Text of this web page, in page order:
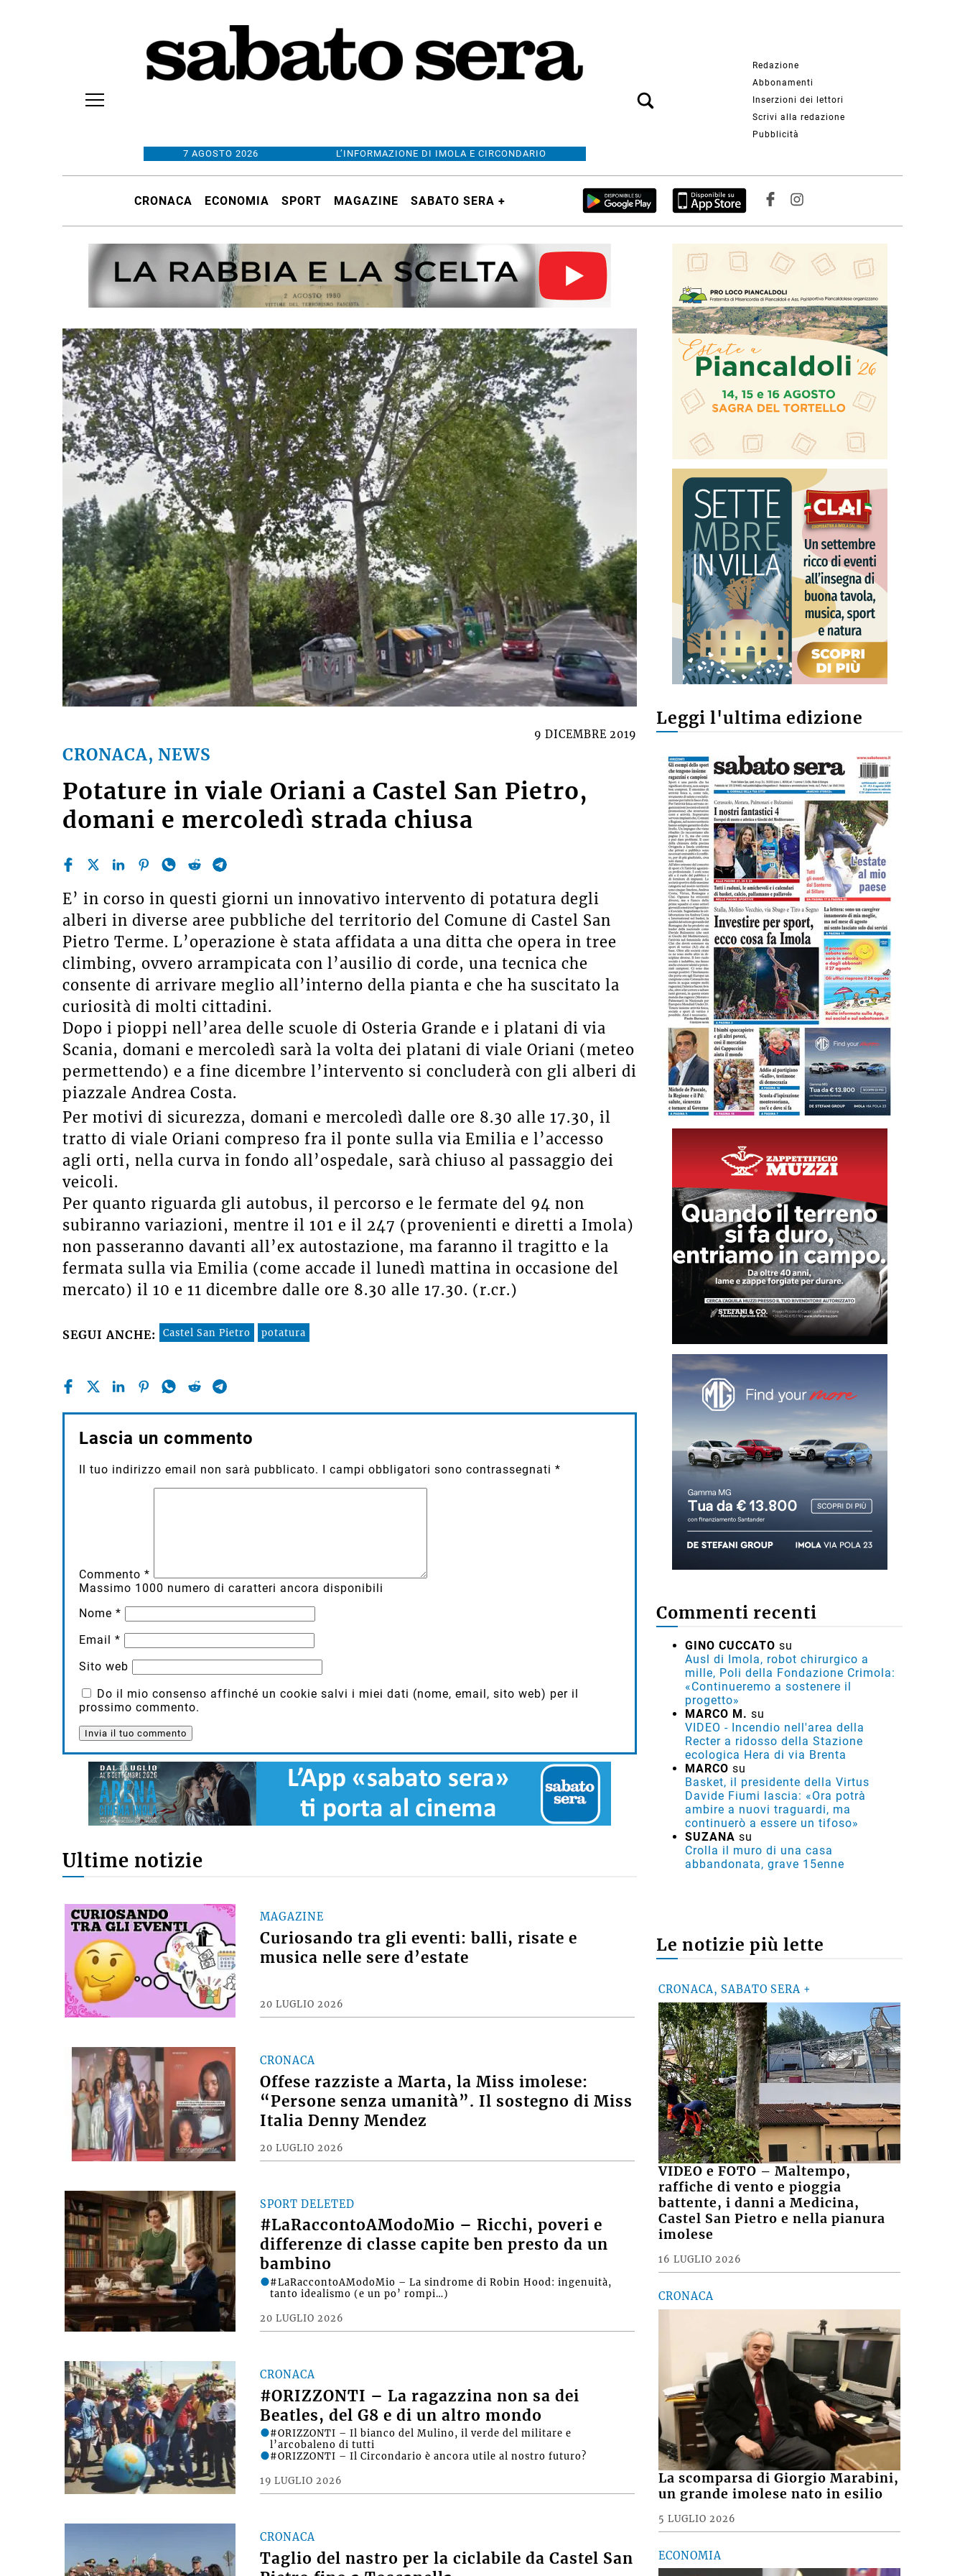
7 AGOSTO 2026 L’INFORMAZIONE DI IMOLA E CIRCONDARIO
Redazione
Abbonamenti
Inserzioni dei lettori
Scrivi alla redazione
Pubblicità
CRONACA ECONOMIA SPORT MAGAZINE SABATO SERA +
CRONACA, NEWS
9 DICEMBRE 2019
Potature in viale Oriani a Castel San Pietro,
domani e mercoledì strada chiusa
E’ in corso in questi giorni un innovativo intervento di potatura degli
alberi in diverse aree pubbliche del territorio del Comune di Castel San
Pietro Terme. L’operazione è stata affidata a una ditta che opera in tree
climbing, ovvero arrampicata con l’ausilio di corde, una tecnica che
consente di arrivare meglio all’interno della pianta e che ha suscitato la
curiosità di molti cittadini.
Dopo i pioppi nell’area delle scuole di Osteria Grande e i platani di via
Scania, domani e mercoledì sarà la volta dei platani di viale Oriani (meteo
permettendo) e a fine dicembre l’intervento si concluderà con gli alberi di
piazzale Andrea Costa.
Per motivi di sicurezza, domani e mercoledì dalle ore 8.30 alle 17.30, il
tratto di viale Oriani compreso fra il ponte sulla via Emilia e l’accesso
agli orti, nella curva in fondo all’ospedale, sarà chiuso al passaggio dei
veicoli.
Per quanto riguarda gli autobus, il percorso e le fermate del 94 non
subiranno variazioni, mentre il 101 e il 247 (provenienti e diretti a Imola)
non passeranno davanti all’ex autostazione, ma faranno il tragitto e la
fermata sulla via Emilia (come accade il lunedì mattina in occasione del
mercato) il 10 e 11 dicembre dalle ore 8.30 alle 17.30. (r.cr.)
SEGUI ANCHE: Castel San Pietro potatura
Lascia un commento
Il tuo indirizzo email non sarà pubblicato. I campi obbligatori sono contrassegnati *
Commento *
Massimo 1000 numero di caratteri ancora disponibili
Nome *
Email *
Sito web
Do il mio consenso affinché un cookie salvi i miei dati (nome, email, sito web) per il
prossimo commento.
Ultime notizie
MAGAZINE
Curiosando tra gli eventi: balli, risate e
musica nelle sere d’estate
20 LUGLIO 2026
CRONACA
Offese razziste a Marta, la Miss imolese:
“Persone senza umanità”. Il sostegno di Miss
Italia Denny Mendez
20 LUGLIO 2026
SPORT DELETED
#LaRaccontoAModoMio – Ricchi, poveri e
differenze di classe capite ben presto da un
bambino
20 LUGLIO 2026
#LaRaccontoAModoMio – La sindrome di Robin Hood: ingenuità,
tanto idealismo (e un po’ rompi…)
CRONACA
#ORIZZONTI – La ragazzina non sa dei
Beatles, del G8 e di un altro mondo
19 LUGLIO 2026
#ORIZZONTI – Il bianco del Mulino, il verde del militare e
l’arcobaleno di tutti
#ORIZZONTI – Il Circondario è ancora utile al nostro futuro?
CRONACA
Taglio del nastro per la ciclabile da Castel San
Leggi l'ultima edizione
Commenti recenti
GINO CUCCATO su
Ausl di Imola, robot chirurgico a
mille, Poli della Fondazione Crimola:
«Continueremo a sostenere il
progetto»
MARCO M. su
VIDEO - Incendio nell'area della
Recter a ridosso della Stazione
ecologica Hera di via Brenta
MARCO su
Basket, il presidente della Virtus
Davide Fiumi lascia: «Ora potrà
ambire a nuovi traguardi, ma
continuerò a essere un tifoso»
SUZANA su
Crolla il muro di una casa
abbandonata, grave 15enne
Le notizie più lette
CRONACA, SABATO SERA +
VIDEO e FOTO – Maltempo,
raffiche di vento e pioggia
battente, i danni a Medicina,
Castel San Pietro e nella pianura
imolese
16 LUGLIO 2026
CRONACA
La scomparsa di Giorgio Marabini,
un grande imolese nato in esilio
5 LUGLIO 2026
ECONOMIA